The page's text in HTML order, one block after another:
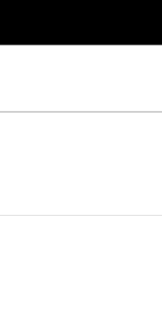
votre LG
ou